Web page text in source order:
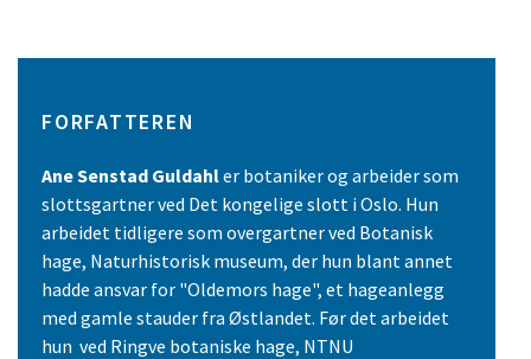
FORFATTEREN
Ane Senstad Guldahler botaniker og arbeider som
slottsgartner ved Det kongelige slott i Oslo. Hun
arbeidet tidligere som overgartner ved Botanisk
hage, Naturhistorisk museum, der hun blant annet
hadde ansvar for "Oldemors hage", et hageanlegg
med gamle stauder fra Østlandet. Før det arbeidet
hun ved Ringve botaniske hage, NTNU